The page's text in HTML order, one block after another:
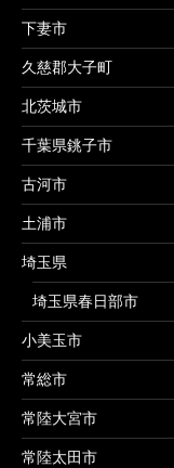
下妻市
久慈郡大子町
北茨城市
千葉県銚子市
古河市
土浦市
埼玉県
埼玉県春日部市
小美玉市
常総市
常陸大宮市
常陸太田市